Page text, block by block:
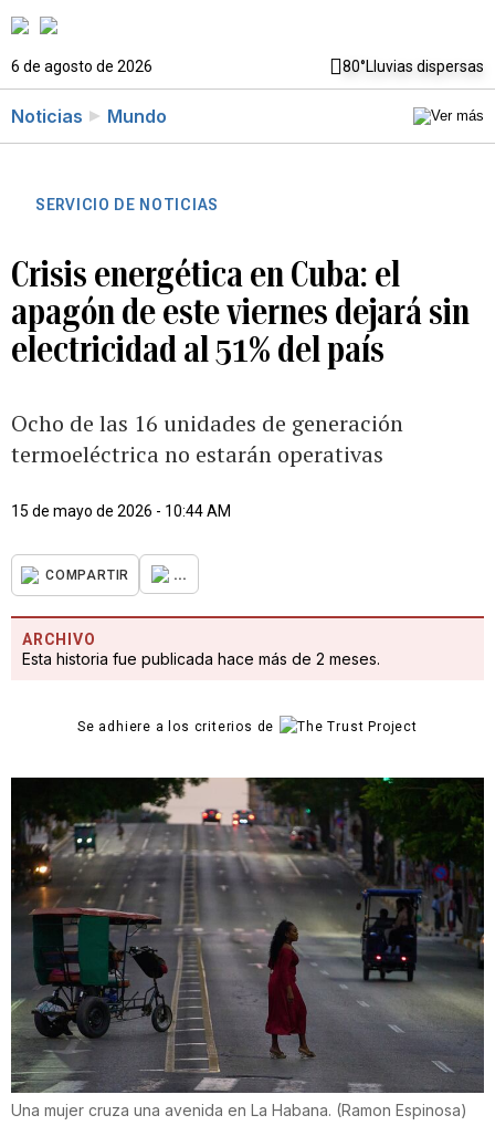
6 de agosto de 2026 80°Lluvias dispersas
Noticias Mundo
SERVICIO DE NOTICIAS
Crisis energética en Cuba: el
apagón de este viernes dejará sin
electricidad al 51% del país
Ocho de las 16 unidades de generación
termoeléctrica no estarán operativas
15 de mayo de 2026 - 10:44 AM
COMPARTIR ...
ARCHIVO
Esta historia fue publicada hace más de 2 meses.
Se adhiere a los criterios de
Una mujer cruza una avenida en La Habana. (Ramon Espinosa)